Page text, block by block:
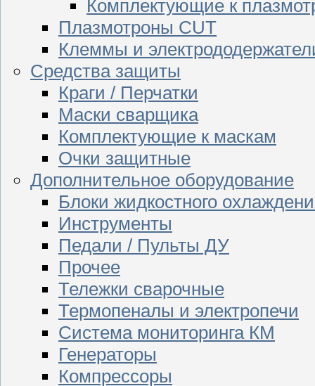
Комплектующие к
Плазмотроны CUT
Клеммы и
Средства защиты
Краги / Перчатки
Маски сварщика
Комплектующие к маскам
Очки защитные
Дополнительное оборудование
Блоки жидкостного
Инструменты
Педали / Пульты ДУ
Прочее
Тележки сварочные
Термопеналы и электропечи
Система мониторинга КМ
Генераторы
Компрессоры